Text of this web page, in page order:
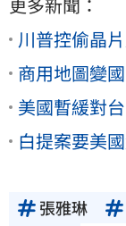
更多新聞：
川普控偷晶
商用地圖變
美國暫緩對
白提案要美
張雅琳